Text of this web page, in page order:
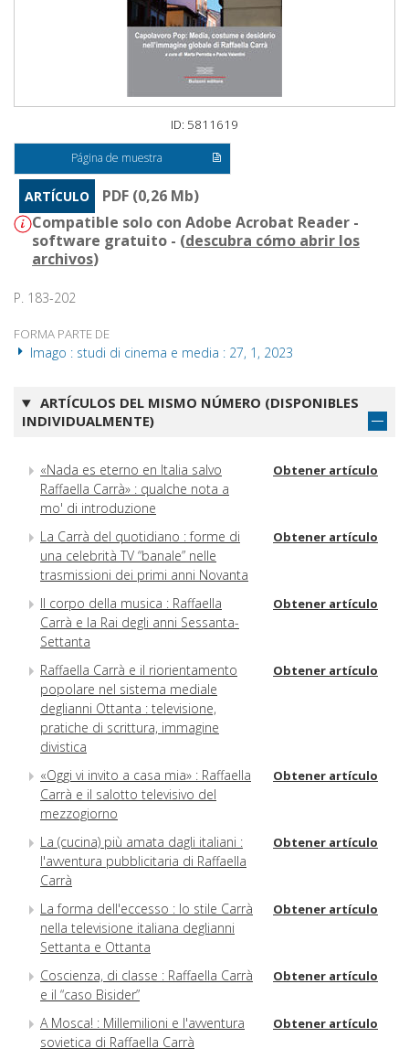
ID: 5811619
Página de muestra
ARTÍCULO
PDF (0,26 Mb)
Compatible solo con Adobe Acrobat Reader -
software gratuito - (descubra cómo abrir los
archivos)
P. 183-202
FORMA PARTE DE
Imago : studi di cinema e media : 27, 1, 2023
ARTÍCULOS DEL MISMO NÚMERO (DISPONIBLES
INDIVIDUALMENTE)
«Nada es eterno en Italia salvo
Raffaella Carrà» : qualche nota a
mo' di introduzione
Obtener artículo
La Carrà del quotidiano : forme di
una celebrità TV “banale” nelle
trasmissioni dei primi anni Novanta
Obtener artículo
Il corpo della musica : Raffaella
Carrà e la Rai degli anni Sessanta-
Settanta
Obtener artículo
Raffaella Carrà e il riorientamento
popolare nel sistema mediale
deglianni Ottanta : televisione,
pratiche di scrittura, immagine
divistica
Obtener artículo
«Oggi vi invito a casa mia» : Raffaella
Carrà e il salotto televisivo del
mezzogiorno
Obtener artículo
La (cucina) più amata dagli italiani :
l'avventura pubblicitaria di Raffaella
Carrà
Obtener artículo
La forma dell'eccesso : lo stile Carrà
nella televisione italiana deglianni
Settanta e Ottanta
Obtener artículo
Coscienza, di classe : Raffaella Carrà
e il “caso Bisider”
Obtener artículo
A Mosca! : Millemilioni e l'avventura
sovietica di Raffaella Carrà
Obtener artículo